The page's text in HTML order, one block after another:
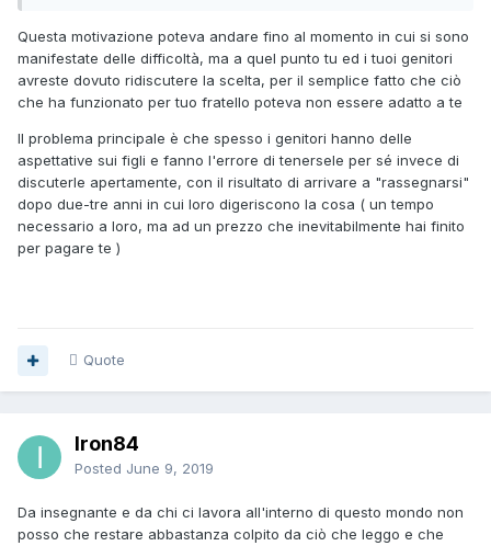
Questa motivazione poteva andare fino al momento in cui si sono
manifestate delle difficoltà, ma a quel punto tu ed i tuoi genitori
avreste dovuto ridiscutere la scelta, per il semplice fatto che ciò
che ha funzionato per tuo fratello poteva non essere adatto a te
Il problema principale è che spesso i genitori hanno delle
aspettative sui figli e fanno l'errore di tenersele per sé invece di
discuterle apertamente, con il risultato di arrivare a "rassegnarsi"
dopo due-tre anni in cui loro digeriscono la cosa ( un tempo
necessario a loro, ma ad un prezzo che inevitabilmente hai finito
per pagare te )
Quote
Iron84
Posted June 9, 2019
Da insegnante e da chi ci lavora all'interno di questo mondo non
posso che restare abbastanza colpito da ciò che leggo e che